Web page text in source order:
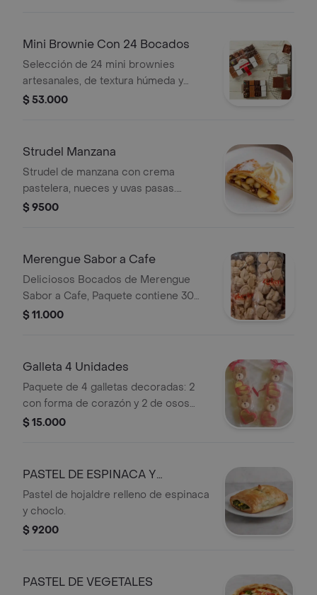
Mini Brownie Con 24 Bocados
Selección de 24 mini brownies
artesanales, de textura húmeda y
corazón intenso de cacao, perfectos
$ 53.000
Strudel Manzana
Strudel de manzana con crema
pastelera, nueces y uvas pasas.
Porción individual.
$ 9500
Merengue Sabor a Cafe
Deliciosos Bocados de Merengue
Sabor a Cafe, Paquete contiene 30
unidades
$ 11.000
Galleta 4 Unidades
Paquete de 4 galletas decoradas: 2
con forma de corazón y 2 de osos
Ideal para regalar.
$ 15.000
PASTEL DE ESPINACA Y
CHOCLO
Pastel de hojaldre relleno de espinaca
y choclo.
$ 9200
PASTEL DE VEGETALES